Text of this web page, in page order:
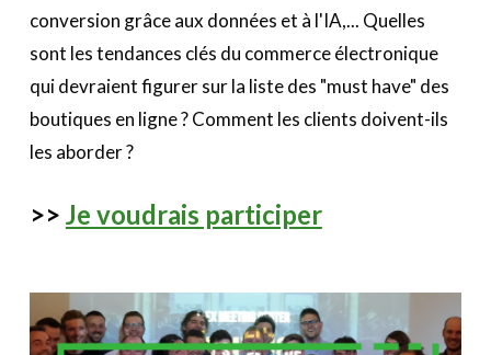
conversion grâce aux données et à l'IA,... Quelles
sont les tendances clés du commerce électronique
qui devraient figurer sur la liste des "must have" des
boutiques en ligne ? Comment les clients doivent-ils
les aborder ?
>> Je voudrais participer